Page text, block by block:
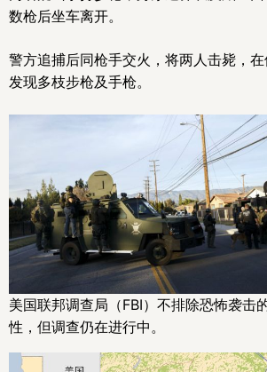
数枪后坐车离开。
警方追捕后同枪手交火，将两人击毙，
发现多枝步枪及手枪。
美国联邦调查局（FBI）不排除恐怖袭击
性，但调查仍在进行中。